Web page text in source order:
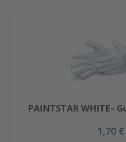
PAINTSTAR WHITE-
1,70 €